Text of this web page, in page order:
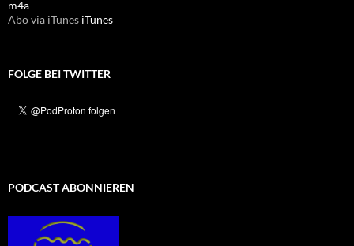
m4a
Abo via iTunes iTunes
FOLGE BEI TWITTER
PODCAST ABONNIEREN